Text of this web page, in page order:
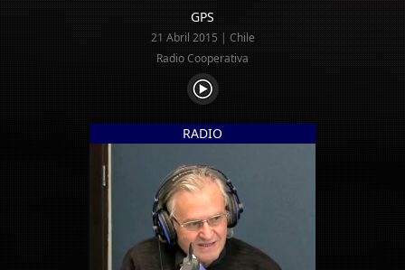
GPS
21 Abril 2015 | Chile
Radio Cooperativa
RADIO